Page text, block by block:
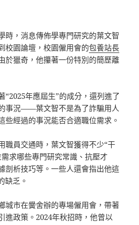
時，消息傳佈學專門研究的葉文智
校園論壇，校園僱用會的包養站長
於獵奇，他攥著一份特別的簡歷離
“2025年應屆生”的成分，還列進了
事況——葉文智不是為了詐騙用人
些經過的事況能否合適職位需求。
職員交通時，葉文智獲得不少“干
求哪些專門研究常識、抗壓才
剖析技巧等。一些人還會指出他這
缺乏。
城市在黌舍辦的專場僱用會，帶著
進政策。2024年秋招時，他曾以